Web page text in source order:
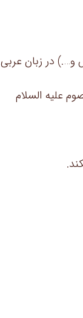
در زبان عربی
علیه السلام